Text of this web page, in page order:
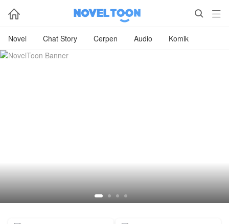
  
Novel Chat Story Cerpen Audio Komik